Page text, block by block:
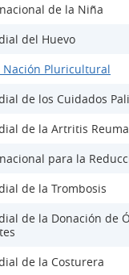
de la Niña
del Huevo
Nación Pluricultural
de los Cuidados
de la Artritis
para la
de la Trombosis
de la Donación de
de la Costurera